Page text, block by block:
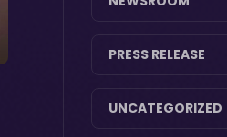
PRESS RELEASE
UNCATEGORIZED